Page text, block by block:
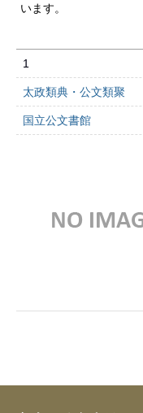
います。
1
太政類典・公文類聚
国立公文書館